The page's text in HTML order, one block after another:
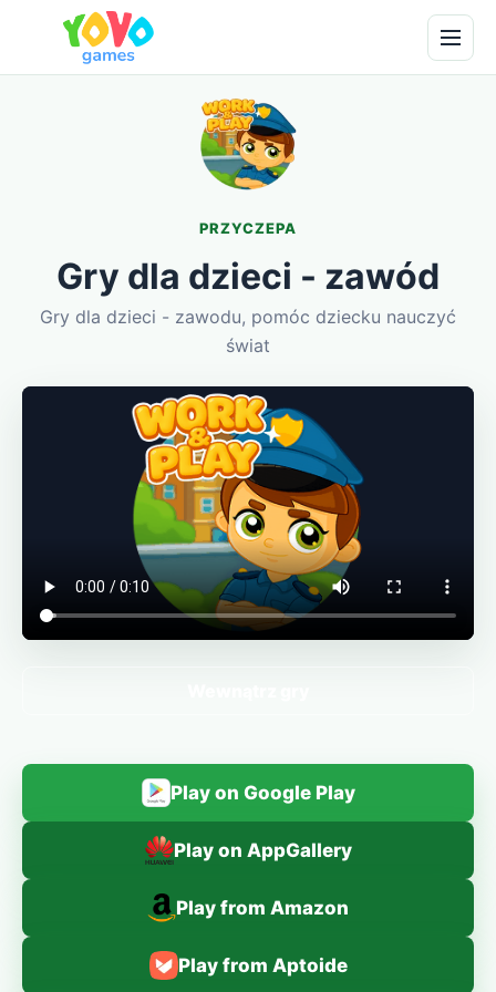
PRZYCZEPA
Gry dla dzieci - zawód
Gry dla dzieci - zawodu, pomóc dziecku nauczyć
świat
Play on Google Play
Play on AppGallery
Play from Amazon
Play from Aptoide